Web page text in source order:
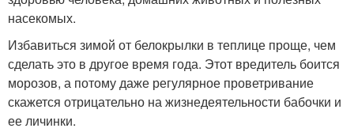
насекомых.
Избавиться зимой от белокрылки в теплице проще, чем
сделать это в другое время года. Этот вредитель боится
морозов, а потому даже регулярное проветривание
скажется отрицательно на жизнедеятельности бабочки и
ее личинки.